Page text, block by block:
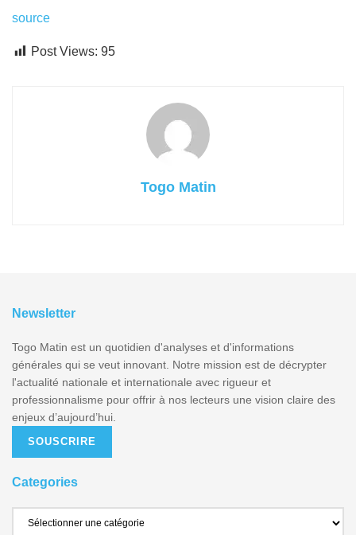
source
Post Views: 95
Togo Matin
Newsletter
Togo Matin est un quotidien d'analyses et d'informations
générales qui se veut innovant. Notre mission est de décrypter
l'actualité nationale et internationale avec rigueur et
professionnalisme pour offrir à nos lecteurs une vision claire des
enjeux d’aujourd’hui.
SOUSCRIRE
Categories